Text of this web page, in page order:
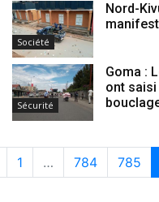
Société
Nord-
Sécurité
Goma :
ont
1 … 784 785